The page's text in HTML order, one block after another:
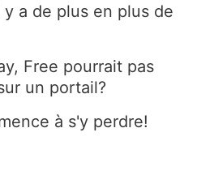
a de plus en plus de
Free pourrait pas
un portail?
à s'y perdre!